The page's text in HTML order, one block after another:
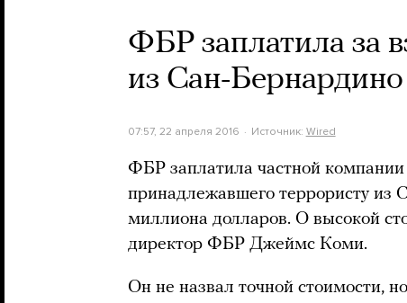
ФБР заплатила за
из Сан-
07:57, 22 апреля 2016 Источник: Wired
ФБР заплатила частной
принадлежавшего террористу из
миллиона долларов. О высокой
директор ФБР Джеймс Коми.
Он не назвал точной стоимости,